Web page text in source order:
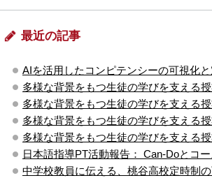
最近の記事
AIを活用したコンピテンシーの可視化
多様な背景をもつ生徒の学びを支える
多様な背景をもつ生徒の学びを支える
多様な背景をもつ生徒の学びを支える
多様な背景をもつ生徒の学びを支える授
日本語指導PT活動報告： Can-Doとコ
中学校教員に伝える、桃谷高校定時制